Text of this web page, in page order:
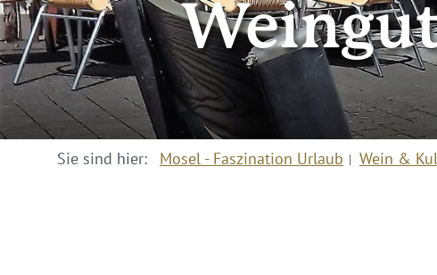
Sie sind hier: Mosel - Faszination Urlaub Wein &